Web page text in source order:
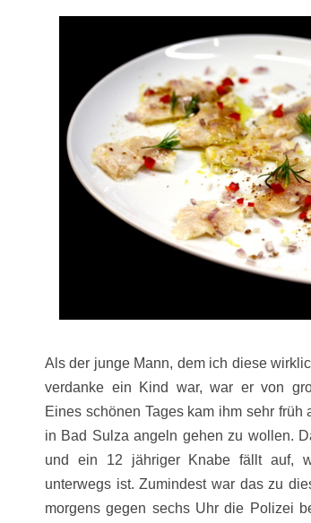
Als der junge Mann, dem ich diese
verdanke ein Kind war, war er von
Eines schönen Tages kam ihm sehr
in Bad Sulza angeln gehen zu wollen.
und ein 12 jähriger Knabe fällt auf,
unterwegs ist. Zumindest war das zu
morgens gegen sechs Uhr die Polizei